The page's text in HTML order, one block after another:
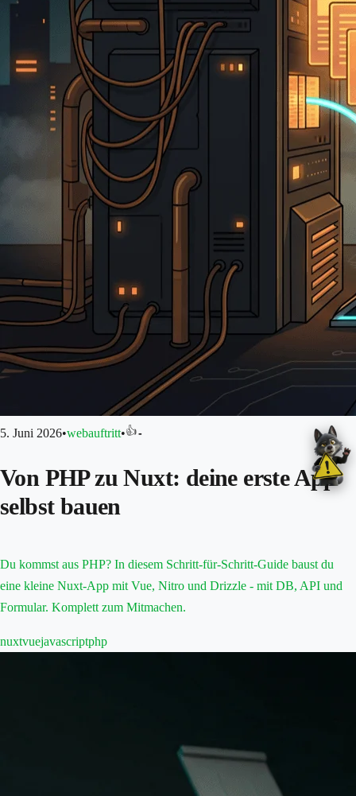
5. Juni 2026•webauftritt•👍-
Von PHP zu Nuxt: deine erste App
selbst bauen
Du kommst aus PHP? In diesem Schritt-für-Schritt-Guide baust du
eine kleine Nuxt-App mit Vue, Nitro und Drizzle - mit DB, API und
Formular. Komplett zum Mitmachen.
nuxtvuejavascriptphp